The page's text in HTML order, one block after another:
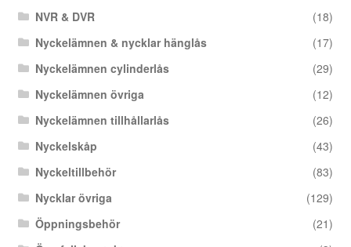
NVR & DVR
(18)
Nyckelämnen & nycklar hänglås
(17)
Nyckelämnen cylinderlås
(29)
Nyckelämnen övriga
(12)
Nyckelämnen tillhållarlås
(26)
Nyckelskåp
(43)
Nyckeltillbehör
(83)
Nycklar övriga
(129)
Öppningsbehör
(21)